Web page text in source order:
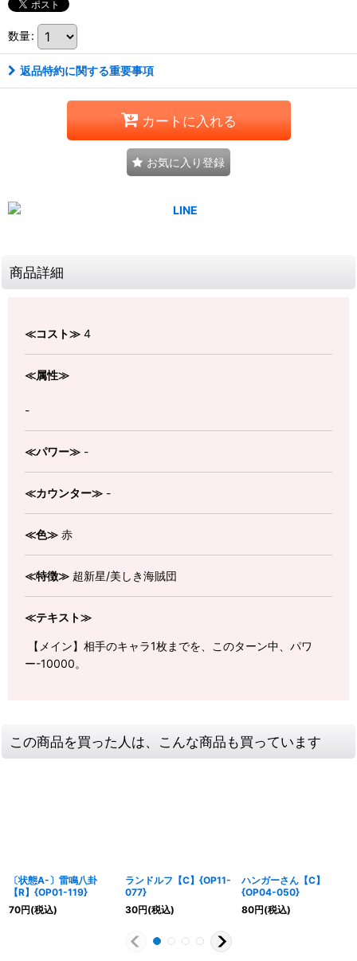
数量:
返品特約に関する重要事項
カートに入れる
お気に入り登録
商品詳細
≪コスト≫ 4
≪属性≫
-
≪パワー≫ -
≪カウンター≫ -
≪色≫ 赤
≪特徴≫ 超新星/美しき海賊団
≪テキスト≫
【メイン】相手のキャラ1枚までを、このターン中、パワ
ー-10000。
この商品を買った人は、こんな商品も買っています
〔状態A-〕雷鳴八卦
【R】{OP01-119}
70円(税込)
ランドルフ【C】{OP11-
077}
30円(税込)
ハンガーさん【C】
{OP04-050}
80円(税込)